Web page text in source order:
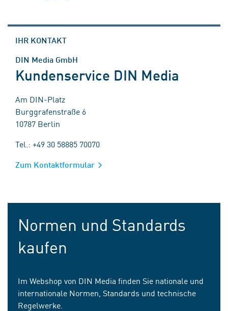
IHR KONTAKT
DIN Media GmbH
Kundenservice DIN Media
Am DIN-Platz
Burggrafenstraße 6
10787 Berlin
Tel.: +49 30 58885 70070
Zum Kontaktformular
Normen und Standards
kaufen
Im Webshop von DIN Media finden Sie nationale und
internationale Normen, Standards und technische
Regelwerke.